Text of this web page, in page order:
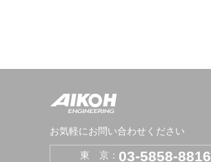
お気軽にお問い合わせください
東 京： 03-5858-8816